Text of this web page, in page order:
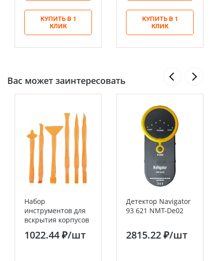
КУПИТЬ В 1
КЛИК
КУПИТЬ В 1
КЛИК
Вас может заинтересовать
Набор
инструментов для
вскрытия корпусов
мобильной техники
6 предметов RA-05
1022.44 ₽/шт
Детектор Navigator
93 621 NMT-De02
2815.22 ₽/шт